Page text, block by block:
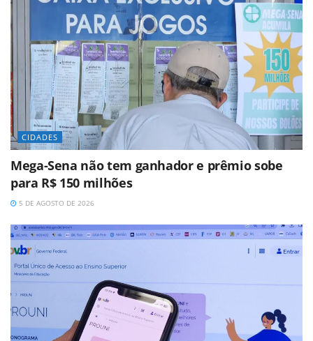
CIDADES
Mega-Sena não tem ganhador e prêmio sobe
para R$ 150 milhões
5 DE AGOSTO DE 2026